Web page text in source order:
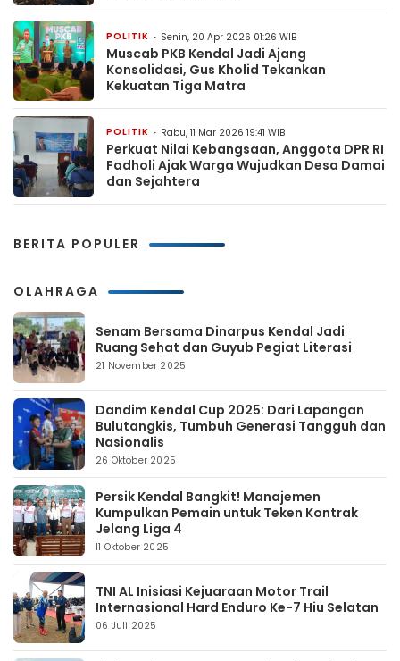
POLITIK Senin, 20 Apr 2026 01:26 WIB
Muscab PKB Kendal Jadi Ajang
Konsolidasi, Gus Kholid Tekankan
Kekuatan Tiga Matra
POLITIK Rabu, 11 Mar 2026 19:41 WIB
Perkuat Nilai Kebangsaan, Anggota DPR RI
Fadholi Ajak Warga Wujudkan Desa Damai
dan Sejahtera
BERITA POPULER
OLAHRAGA
Senam Bersama Dinarpus Kendal Jadi
Ruang Sehat dan Guyub Pegiat Literasi
21 November 2025
Dandim Kendal Cup 2025: Dari Lapangan
Bulutangkis, Tumbuh Generasi Tangguh dan
Nasionalis
26 Oktober 2025
Persik Kendal Bangkit! Manajemen
Kumpulkan Pemain untuk Teken Kontrak
Jelang Liga 4
11 Oktober 2025
TNI AL Inisiasi Kejuaraan Motor Trail
Internasional Hard Enduro Ke-7 Hiu Selatan
06 Juli 2025